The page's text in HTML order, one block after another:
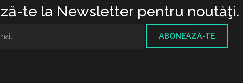
te la Newsletter pentru noutăţi.
ABONEAZĂ-TE